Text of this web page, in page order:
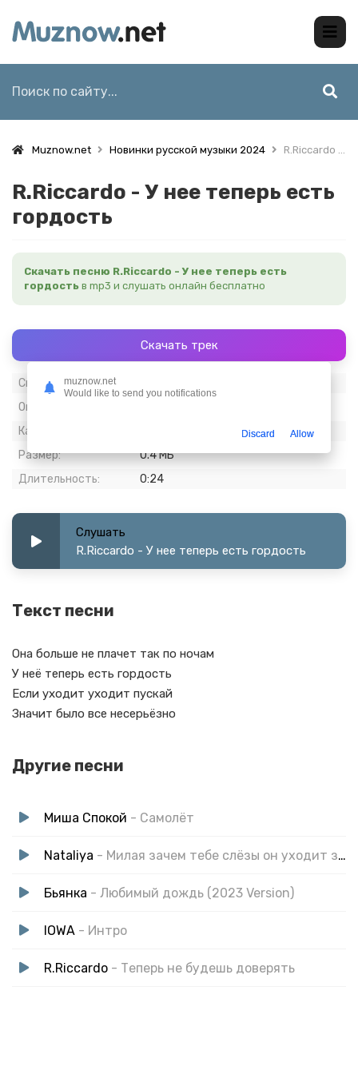
Muznow.net Новинки русской музыки 2024 R.Riccardo - У нее теперь есть гордость
R.Riccardo - У нее теперь есть
гордость
Скачать песню R.Riccardo - У нее теперь есть
гордость в mp3 и слушать онлайн бесплатно
Скачать трек
Скачиваний:
Опубликовано:
Качество:
Размер:
0.4 МБ
Длительность:
0:24
Слушать
R.Riccardo - У нее теперь есть гордость
Текст песни
Она больше не плачет так по ночам
У неё теперь есть гордость
Если уходит уходит пускай
Значит было все несерьёзно
Другие песни
Миша Спокой - Самолёт
Nataliya - Милая зачем тебе слёзы он уходит значит не любит
Бьянка - Любимый дождь (2023 Version)
IOWA - Интро
R.Riccardo - Теперь не будешь доверять
muznow.net
Would like to send you notifications
Discard Allow